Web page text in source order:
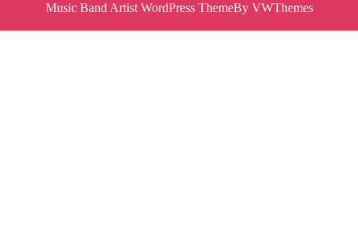
Music Band Artist WordPress ThemeBy VWThemes